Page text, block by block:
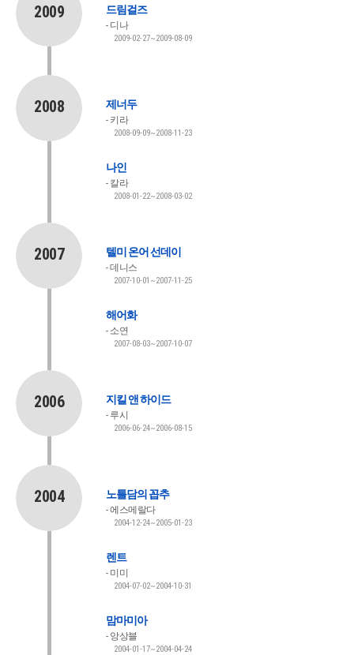
2009 드림걸즈
디나
2009-02-27~2009-08-09
2008 제너두
키라
2008-09-09~2008-11-23
나인
칼라
2008-01-22~2008-03-02
2007 텔미 온어 선데이
데니스
2007-10-01~2007-11-25
해어화
소연
2007-08-03~2007-10-07
2006 지킬 앤 하이드
루시
2006-06-24~2006-08-15
2004 노틀담의 꼽추
에스메랄다
2004-12-24~2005-01-23
렌트
미미
2004-07-02~2004-10-31
맘마미아
앙상블
2004-01-17~2004-04-24